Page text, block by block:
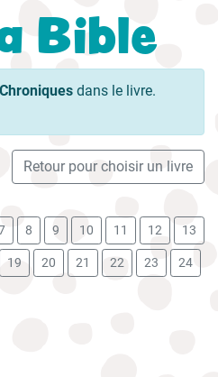
Bible
dans le livre.
Retour pour choisir un livre
8 9 10 11 12 13
19 20 21 22 23 24